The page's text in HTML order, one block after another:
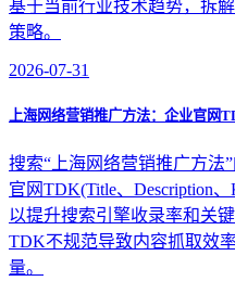
基于当前行业技术趋势，拆
策略。
2026-07-31
上海网络营销推广方法：企业官网
搜索“上海网络营销推广方法
官网TDK(Title、Description
以提升搜索引擎收录率和关
TDK不规范导致内容抓取效
量。